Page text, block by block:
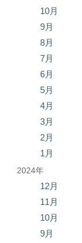
10月
9月
8月
7月
6月
5月
4月
3月
2月
1月
2024年
12月
11月
10月
9月